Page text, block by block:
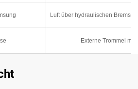
Luft über hydraulischen
Externe Trommel mit